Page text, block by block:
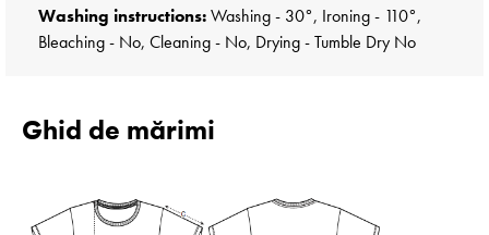
Washing instructions:Washing - 30°, Ironing - 110°,
Bleaching - No, Cleaning - No, Drying - Tumble Dry No
Ghid de mărimi